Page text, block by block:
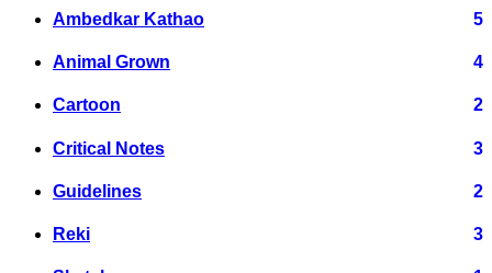
Ambedkar Kathao 5
Animal Grown 4
Cartoon 2
Critical Notes 3
Guidelines 2
Reki 3